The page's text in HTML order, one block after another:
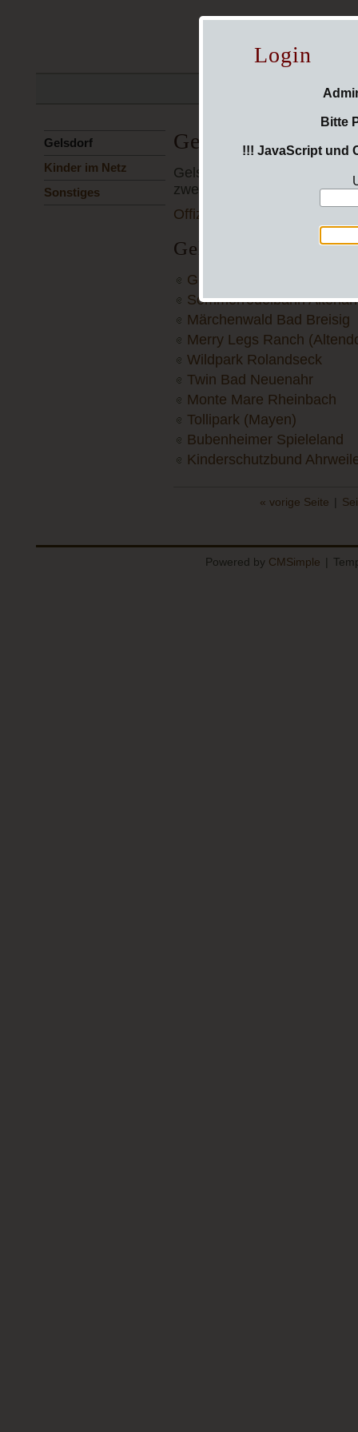
Steffi
Gelsdorf
Kinder im Netz
Sonstiges
Login
Bitte
!!! JavaScript und
Gelsdorf
Gelsdorf ist ein
zweitgrößte Ort der
Offizielle Homepage
Gelsdorf und
Grundschule Gelsdorf
Sommerrodelbahn
Märchenwald Bad Breisig
Merry Legs Ranch
Wildpark Rolandseck
Twin Bad Neuenahr
Monte Mare Rheinbach
Tollipark (Mayen)
Bubenheimer Spieleland
Kinderschutzbund
« vorige Seite |
Powered by CMSimple |